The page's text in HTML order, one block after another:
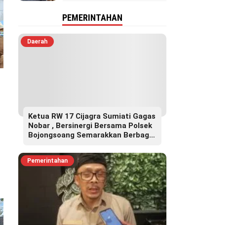
PEMERINTAHAN
Daerah
Ketua RW 17 Cijagra Sumiati Gagas
Nobar , Bersinergi Bersama Polsek
Bojongsoang Semarakkan Berbagi
Pemerintahan